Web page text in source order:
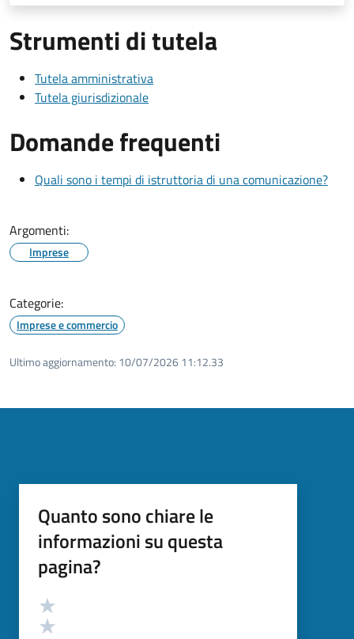
Strumenti di tutela
Tutela amministrativa
Tutela giurisdizionale
Domande frequenti
Quali sono i tempi di istruttoria di una comunicazione?
Argomenti:
Imprese
Categorie:
Imprese e commercio
Ultimo aggiornamento: 10/07/2026 11:12.33
Quanto sono chiare le
informazioni su questa
pagina?
Valutazione